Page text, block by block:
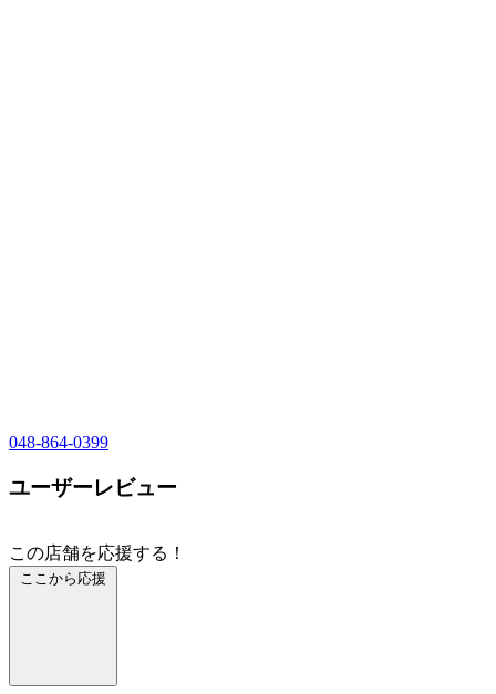
048-864-0399
ユーザーレビュー
この店舗を応援する！
ここから応援